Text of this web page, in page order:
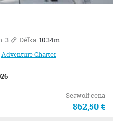
3 Délka: 10.34m
Adventure Charter
Seawolf cena
862,50 €